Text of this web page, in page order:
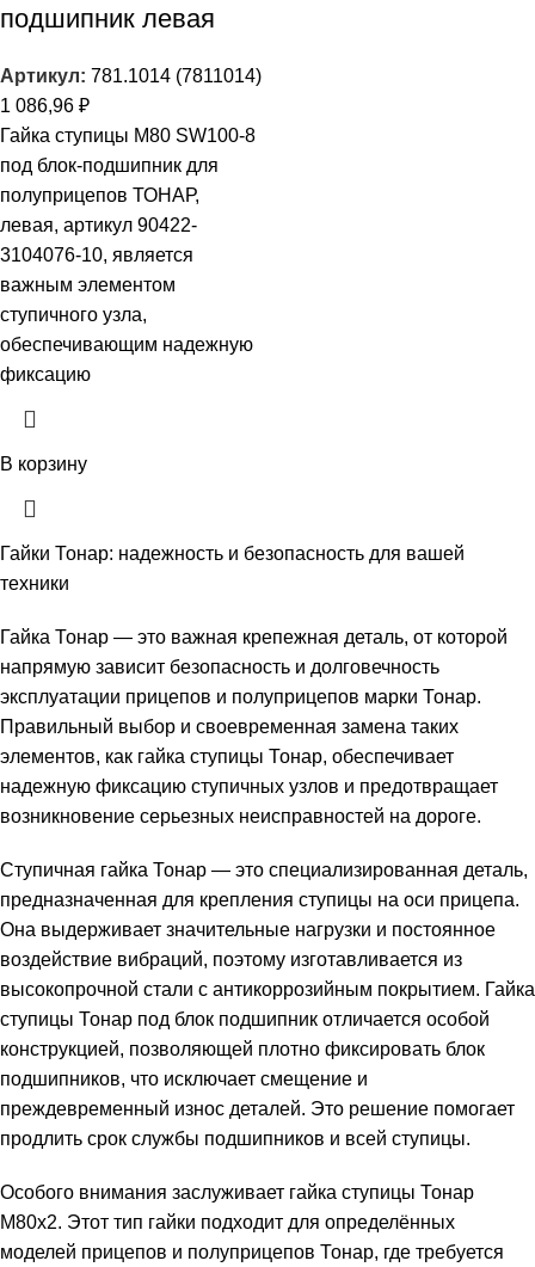
подшипник левая
Артикул: 781.1014 (7811014)
1 086,96 ₽
Гайка ступицы М80 SW100-8
под блок‑подшипник для
полуприцепов ТОНАР,
левая, артикул 90422-
3104076-10, является
важным элементом
ступичного узла,
обеспечивающим надежную
фиксацию
В корзину
Гайки Тонар: надежность и безопасность для вашей
техники
Гайка Тонар — это важная крепежная деталь, от которой
напрямую зависит безопасность и долговечность
эксплуатации прицепов и полуприцепов марки Тонар.
Правильный выбор и своевременная замена таких
элементов, как гайка ступицы Тонар, обеспечивает
надежную фиксацию ступичных узлов и предотвращает
возникновение серьезных неисправностей на дороге.
Ступичная гайка Тонар — это специализированная деталь,
предназначенная для крепления ступицы на оси прицепа.
Она выдерживает значительные нагрузки и постоянное
воздействие вибраций, поэтому изготавливается из
высокопрочной стали с антикоррозийным покрытием. Гайка
ступицы Тонар под блок подшипник отличается особой
конструкцией, позволяющей плотно фиксировать блок
подшипников, что исключает смещение и
преждевременный износ деталей. Это решение помогает
продлить срок службы подшипников и всей ступицы.
Особого внимания заслуживает гайка ступицы Тонар
М80х2. Этот тип гайки подходит для определённых
моделей прицепов и полуприцепов Тонар, где требуется